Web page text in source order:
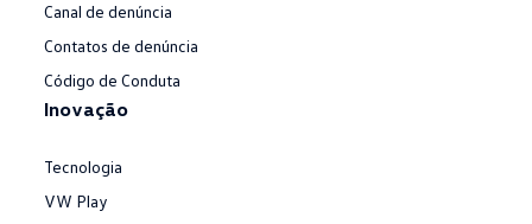
Canal de denúncia
Contatos de denúncia
Código de Conduta
Inovação
Tecnologia
VW Play